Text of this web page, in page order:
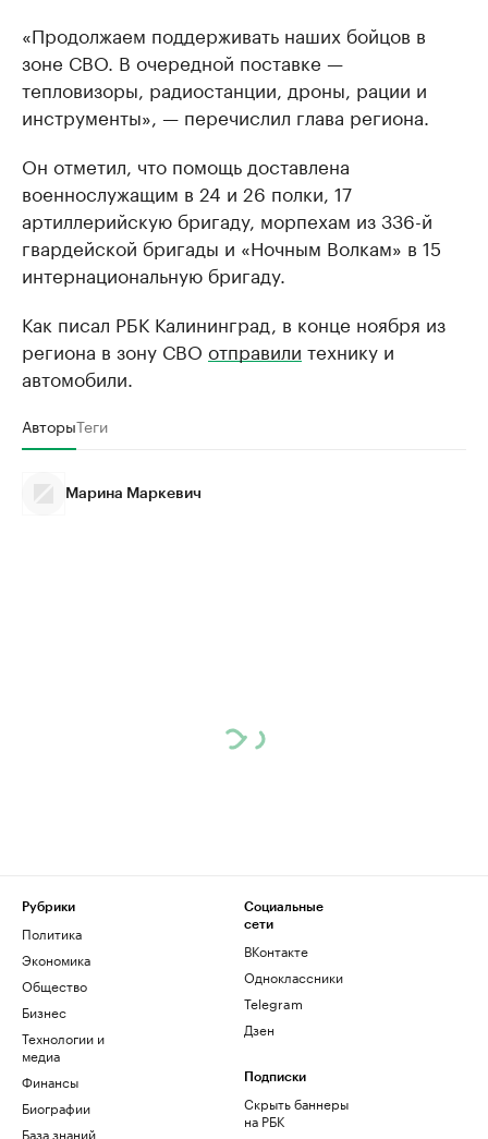
«Продолжаем поддерживать наших бойцов в
зоне СВО. В очередной поставке —
тепловизоры, радиостанции, дроны, рации и
инструменты», — перечислил глава региона.
Он отметил, что помощь доставлена
военнослужащим в 24 и 26 полки, 17
артиллерийскую бригаду, морпехам из 336-й
гвардейской бригады и «Ночным Волкам» в 15
интернациональную бригаду.
Как писал РБК Калининград, в конце ноября из
региона в зону СВО отправили технику и
автомобили.
АвторыТеги
Марина Маркевич
Рубрики
Политика
Экономика
Общество
Бизнес
Технологии и
медиа
Финансы
Биографии
База знаний
Социальные
сети
ВКонтакте
Одноклассники
Telegram
Дзен
Подписки
Скрыть баннеры
на РБК